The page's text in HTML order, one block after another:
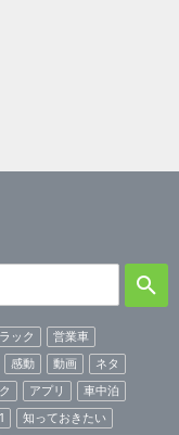
ック
営業車
感動 動画
ネタ
アプリ
車中泊
知っておきたい